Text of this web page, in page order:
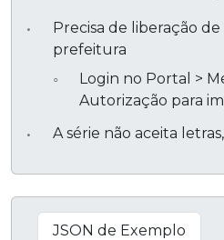
Precisa de liberação
prefeitura
Login no Portal >
Autorização para
A série não aceita
JSON de Exemplo